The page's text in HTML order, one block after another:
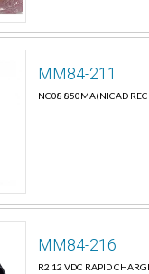
MM84-211
NC08 850MA(NICAD
MM84-216
R2 12 VDC RAPID